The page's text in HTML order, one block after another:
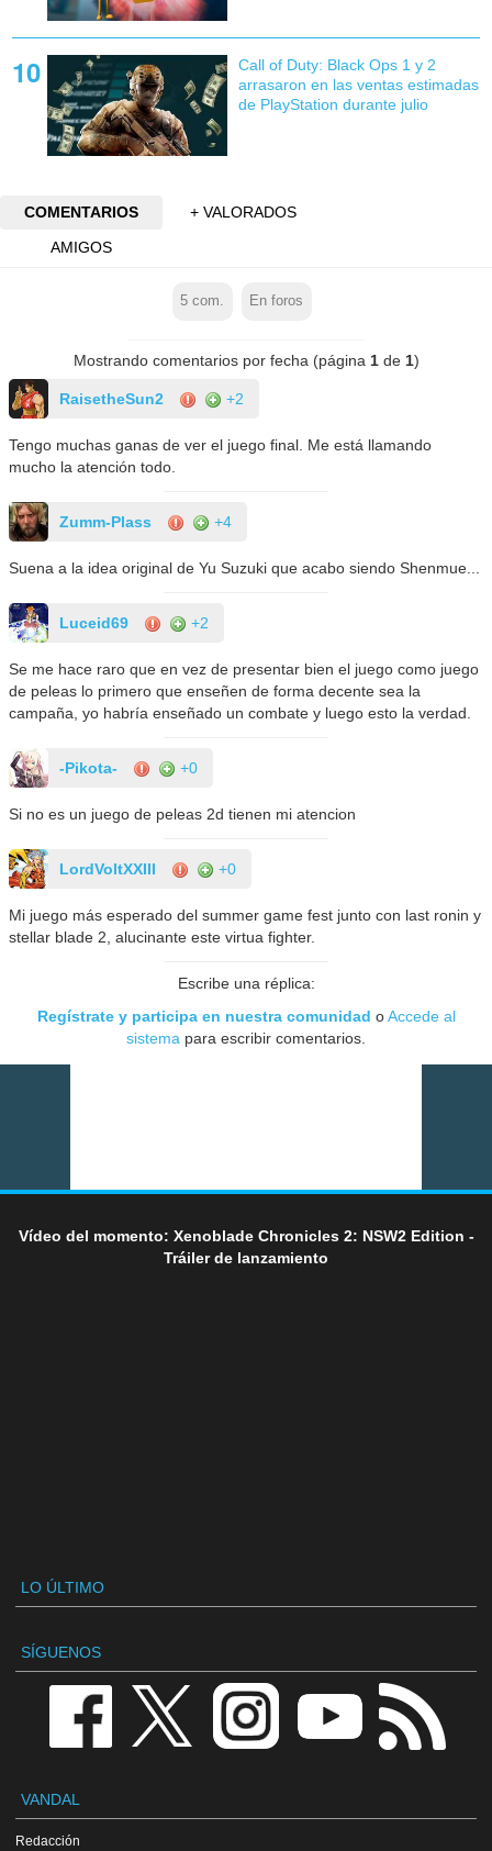
Call of Duty: Black Ops 1 y 2
arrasaron en las ventas estimadas
de PlayStation durante julio
COMENTARIOS
+ VALORADOS
AMIGOS
5 com. En foros
Mostrando comentarios por fecha (página 1de 1)
RaisetheSun2 +2
Tengo muchas ganas de ver el juego final. Me está llamando
mucho la atención todo.
Zumm-Plass +4
Suena a la idea original de Yu Suzuki que acabo siendo Shenmue...
Luceid69 +2
Se me hace raro que en vez de presentar bien el juego como juego
de peleas lo primero que enseñen de forma decente sea la
campaña, yo habría enseñado un combate y luego esto la verdad.
-Pikota- +0
Si no es un juego de peleas 2d tienen mi atencion
LordVoltXXIII +0
Mi juego más esperado del summer game fest junto con last ronin y
stellar blade 2, alucinante este virtua fighter.
Escribe una réplica:
Regístrate y participa en nuestra comunidad oAccede al
sistema para escribir comentarios.
Vídeo del momento: Xenoblade Chronicles 2: NSW2 Edition -
Tráiler de lanzamiento
LO ÚLTIMO
SÍGUENOS
VANDAL
Redacción